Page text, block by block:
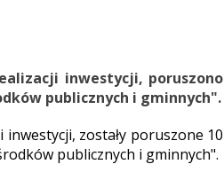
inwestycji, poruszono
publicznych i gminnych".
zostały poruszone 10
publicznych i gminnych".